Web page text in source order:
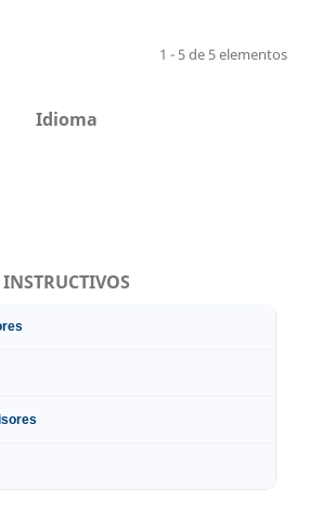
1 - 5 de 5 elementos
Idioma
INSTRUCTIVOS